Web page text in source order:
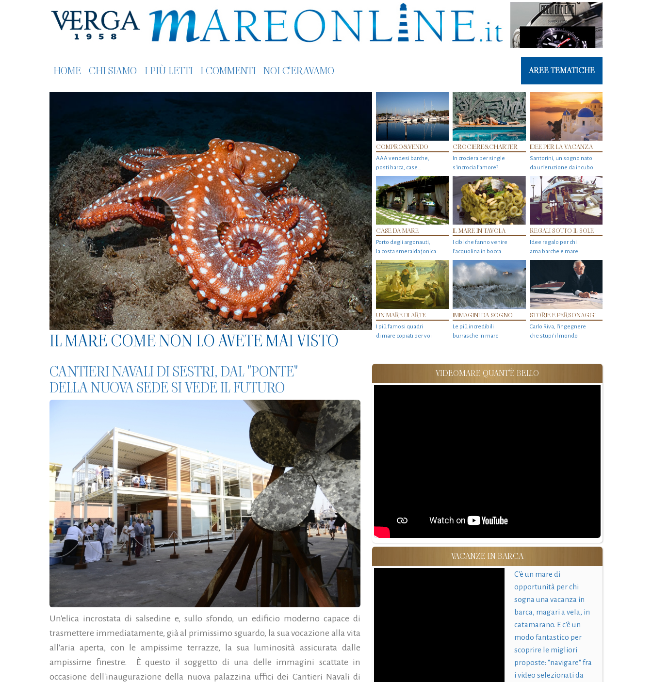
HOME CHI SIAMO I PIÙ LETTI I COMMENTI NOI C'ERAVAMO AREE TEMATICHE
IL MARE COME NON LO AVETE MAI VISTO
COMPRO&VENDO
AAA vendesi barche,
posti barca, case…
CROCIERE&CHARTER
In crociera per single
s'incrocia l’amore?
IDEE PER LA VACANZA
Santorini, un sogno nato
da un’eruzione da incubo
CASE DA MARE
Porto degli argonauti,
la costa smeralda jonica
IL MARE IN TAVOLA
I cibi che fanno venire
l’acquolina in bocca
REGALI SOTTO IL SOLE
Idee regalo per chi
ama barche e mare
UN MARE DI ARTE
I più famosi quadri
di mare copiati per voi
IMMAGINI DA SOGNO
Le più incredibili
burrasche in mare
STORIE E PERSONAGGI
Carlo Riva, l’ingegnere
che stupi' il mondo
CANTIERI NAVALI DI SESTRI, DAL "PONTE"
DELLA NUOVA SEDE SI VEDE IL FUTURO
Un'elica incrostata di salsedine e, sullo sfondo, un edificio moderno capace di
trasmettere immediatamente, già al primissimo sguardo, la sua vocazione alla vita
all'aria aperta, con le ampissime terrazze, la sua luminosità assicurata dalle
ampissime finestre.
È questo il soggetto di una delle immagini scattate in
occasione dell'inaugurazione della nuova palazzina uffici dei Cantieri Navali di
VIDEOMARE QUANT'È BELLO
VACANZE IN BARCA
C'è un mare di
opportunità per chi
sogna una vacanza in
barca, magari a vela, in
catamarano. E c'è un
modo fantastico per
scoprire le migliori
proposte: "navigare" fra
i video selezionati da